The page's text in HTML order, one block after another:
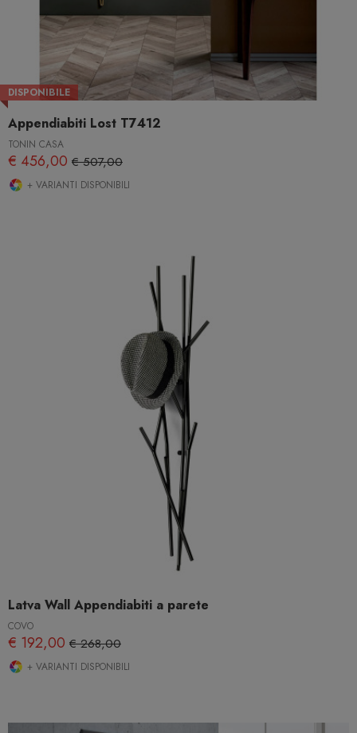
DISPONIBILE
Appendiabiti Lost T7412
TONIN CASA
€ 456,00 € 507,00
+ VARIANTI DISPONIBILI
Latva Wall Appendiabiti a parete
COVO
€ 192,00 € 268,00
+ VARIANTI DISPONIBILI